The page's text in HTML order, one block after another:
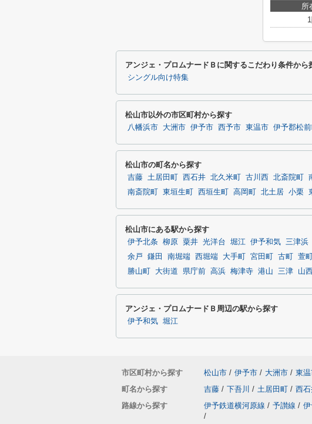
所
アンジェ・プロムナードＢに関するこだわり条件から
シングル向け特集
松山市以外の市区町村から探す
八幡浜市 大洲市 伊予市 西予市 東温市 伊予郡松前
松山市の町名から探す
吉藤 土居田町 西石井 北久米町 古川西 北斎院町
南斎院町
東垣生町 西垣生町 高岡町 北土居 小栗
松山市にある駅から探す
伊予北条 柳原 粟井 光洋台 堀江 伊予和気 三津浜
余戸
鎌田 南堀端 西堀端 大手町 宮田町 古町 萱
勝山町
大街道 県庁前 高浜 梅津寺 港山 三津 山西
アンジェ・プロムナードＢ周辺の駅から探す
伊予和気 堀江
市区町村から探す 松山市 / 伊予市 / 大洲市 / 東
町名から探す
吉藤 / 下吾川 / 土居田町 / 西
路線から探す
伊予鉄道横河原線 / 予讃線 /
/